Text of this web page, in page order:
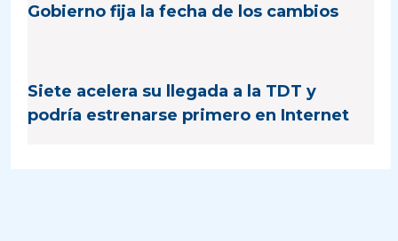
Gobierno fija la fecha de los cambios
Siete acelera su llegada a la TDT y
podría estrenarse primero en Internet